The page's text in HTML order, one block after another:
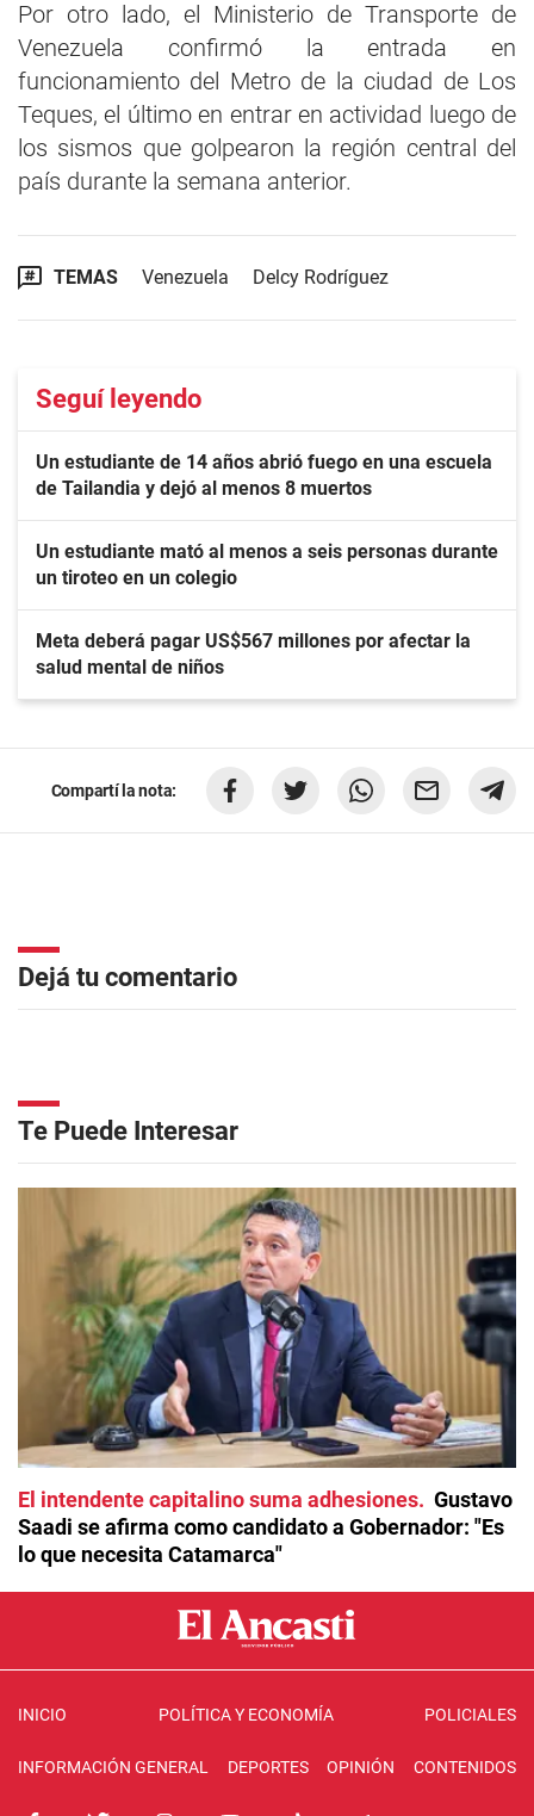
Por otro lado, el Ministerio de Transporte de
Venezuela confirmó la entrada en
funcionamiento del Metro de la ciudad de Los
Teques, el último en entrar en actividad luego de
los sismos que golpearon la región central del
país durante la semana anterior.
TEMAS Venezuela Delcy Rodríguez
Seguí leyendo
Un estudiante de 14 años abrió fuego en una escuela
de Tailandia y dejó al menos 8 muertos
Un estudiante mató al menos a seis personas durante
un tiroteo en un colegio
Meta deberá pagar US$567 millones por afectar la
salud mental de niños
Compartí la nota:
Dejá tu comentario
Te Puede Interesar
El intendente capitalino suma adhesiones
Gustavo
Saadi se afirma como candidato a Gobernador: "Es
lo que necesita Catamarca"
INICIO POLÍTICA Y ECONOMÍA POLICIALES
INFORMACIÓN GENERAL DEPORTES OPINIÓN CONTENIDOS